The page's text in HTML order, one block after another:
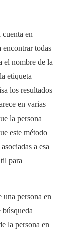
cuenta en
encontrar todas
el nombre de la
etiqueta
los resultados
en varias
la persona
este método
a esa
para
una persona en
búsqueda
la persona en